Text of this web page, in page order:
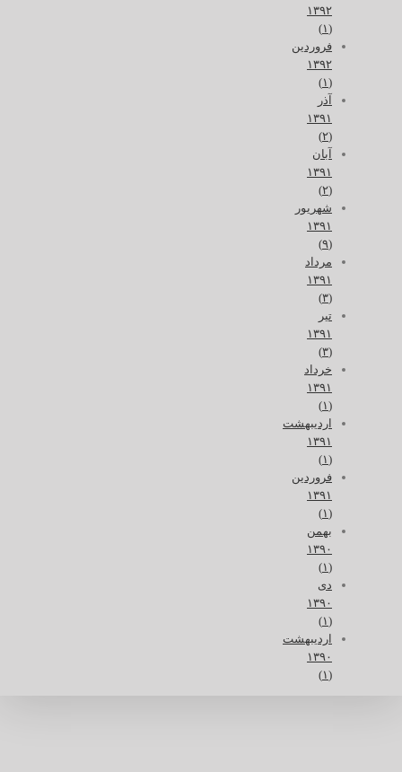
۱۳۹۲
فروردین
۱۳۹۲
آذر
۱۳۹۱
آبان
۱۳۹۱
شهریور
۱۳۹۱
مرداد
۱۳۹۱
تیر
۱۳۹۱
خرداد
۱۳۹۱
اردیبهشت
۱۳۹۱
فروردین
۱۳۹۱
بهمن
۱۳۹۰
دی
۱۳۹۰
اردیبهشت
۱۳۹۰